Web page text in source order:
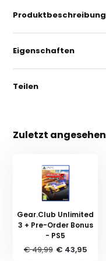
Produktbeschreibung
Eigenschaften
Teilen
Zuletzt angesehen
Gear.Club Unlimited
3 + Pre-Order Bonus
- PS5
€ 49,99 € 43,95